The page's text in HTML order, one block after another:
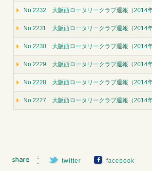
No.2232 大阪西ロータリークラブ週報（2014年
No.2231 大阪西ロータリークラブ週報（2014年
No.2230 大阪西ロータリークラブ週報（2014年
No.2229 大阪西ロータリークラブ週報（2014年
No.2228 大阪西ロータリークラブ週報（2014年
No.2227 大阪西ロータリークラブ週報（2014年
twitter facebook